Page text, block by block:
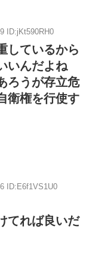
ID:jKt590RH0
しているから
いんだよね
ろうが存立危
衛権を行使す
ID:E6f1VS1U0
てれば良いだ